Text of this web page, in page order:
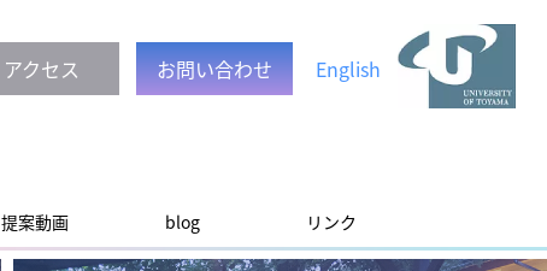
アクセス お問い合わせ English
提案動画 blog リンク